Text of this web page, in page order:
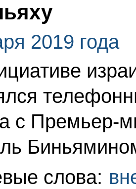
2019 года
с Премьер-
слова: